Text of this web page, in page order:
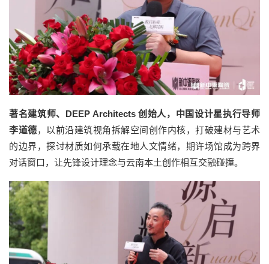
著名建筑师、DEEP Architects 创始人，中国设计星执行导师
李道德，以前沿建筑视角拆解空间创作内核，打破建材与艺术
的边界，探讨材质如何承载在地人文情绪，期许场馆成为跨界
对话窗口，让先锋设计理念与云南本土创作相互交融碰撞。